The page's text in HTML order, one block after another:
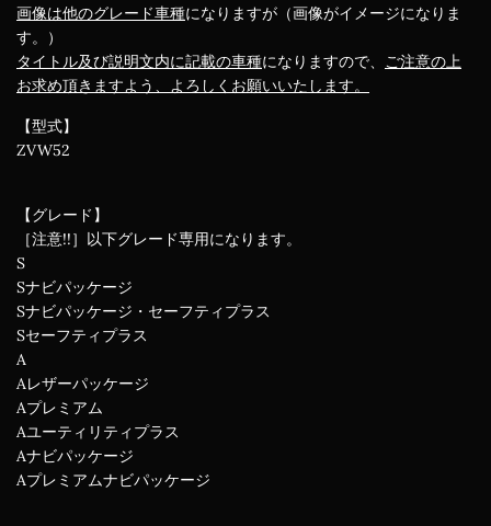
画像は他のグレード車種になりますが（画像がイメージになりま
す。）
タイトル及び説明文内に記載の車種になりますので、 ご注意の上
お求め頂きますよう、よろしくお願いいたします。
【型式】
ZVW52
【グレード】
［注意!!］以下グレード専用になります。
S
Sナビパッケージ
Sナビパッケージ・セーフティプラス
Sセーフティプラス
A
Aレザーパッケージ
Aプレミアム
Aユーティリティプラス
Aナビパッケージ
Aプレミアムナビパッケージ